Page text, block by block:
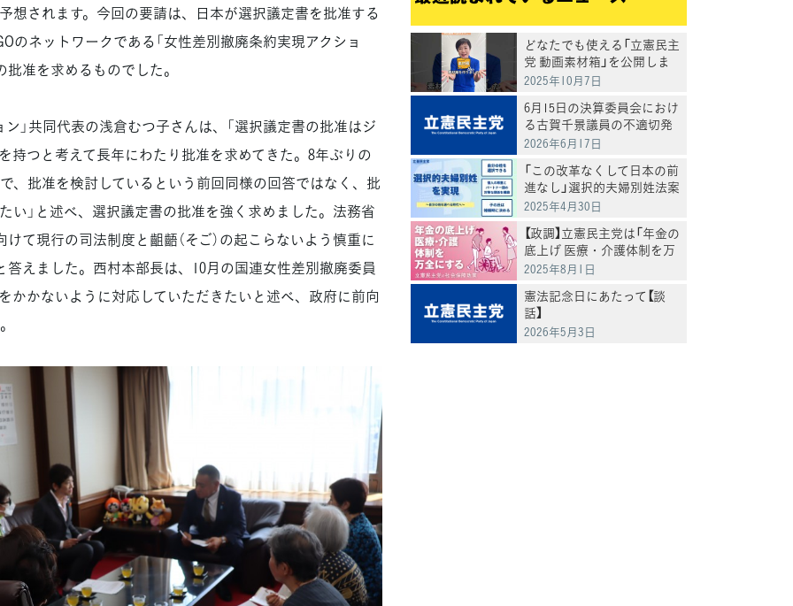
想されます。今回の要請は、日本が選択議定書を批准する
のネットワークである「女性差別撤廃条約実現アクショ
准を求めるものでした。
」共同代表の浅倉むつ子さんは、「選択議定書の批准はジ
持つと考えて長年にわたり批准を求めてきた。8年ぶりの
、批准を検討しているという前回同様の回答ではなく、批
い」と述べ、選択議定書の批准を強く求めました。法務省
て現行の司法制度と齟齬（そご）の起こらないよう慎重に
答えました。西村本部長は、10月の国連女性差別撤廃委員
かかないように対応していただきたいと述べ、政府に前向
どなたでも使える「立憲民主
党 動画素材箱」を公開しま
した
2025年10月7日
6月15日の決算委員会におけ
る古賀千景議員の不適切発
言と処分について
2026年6月17日
「この改革なくして日本の前
進なし」選択的夫婦別姓法案
を提出
2025年4月30日
【政調】立憲民主党は「年金の
底上げ 医療・介護体制を万
全にする」
2025年8月1日
憲法記念日にあたって【談
話】
2026年5月3日